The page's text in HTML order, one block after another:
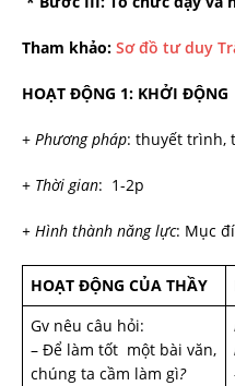
Tham khảo: Sơ đồ tư duy
HOẠT ĐỘNG 1: KHỞI ĐỘNG
+ Ph­ương pháp: thuyết trình,
+ Thời gian: 1-2p
+ Hình thành năng lực: Mục
HOẠT ĐỘNG CỦA THẦY
Gv nêu câu hỏi:
– Để làm tốt một bài văn,
chúng ta cầm làm gì?